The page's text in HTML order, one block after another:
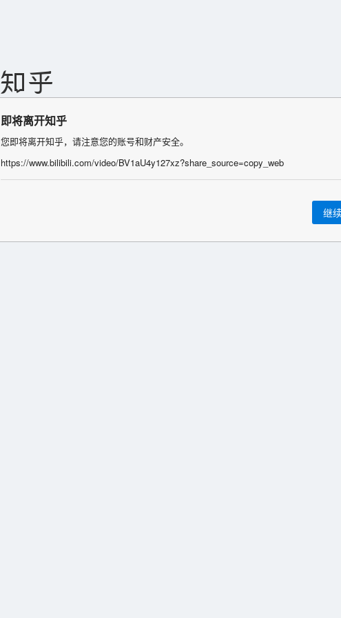
即将离开知乎
您即将离开知乎，请注意您的账号和财产安全。
https://www.bilibili.com/video/BV1aU4y127xz?share_source=copy_web
继